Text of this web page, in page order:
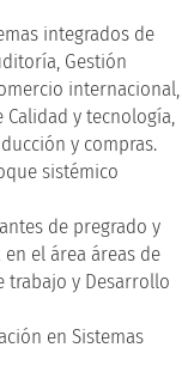
integrados de
Gestión
internacional,
y tecnología,
y compras.
sistémico
de pregrado y
el área áreas de
trabajo y Desarrollo
en Sistemas